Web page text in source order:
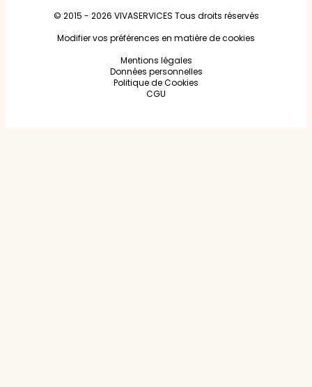
© 2015 - 2026 VIVASERVICES Tous droits réservés
Modifier vos préférences en matière de cookies
Mentions légales
Données personnelles
Politique de Cookies
CGU